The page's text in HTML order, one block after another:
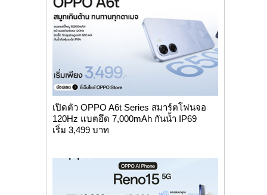
เปิดตัว OPPO A6t Series สมาร์ตโฟนจอ
120Hz แบตอึด 7,000mAh กันน้ำ IP69
เริ่ม 3,499 บาท